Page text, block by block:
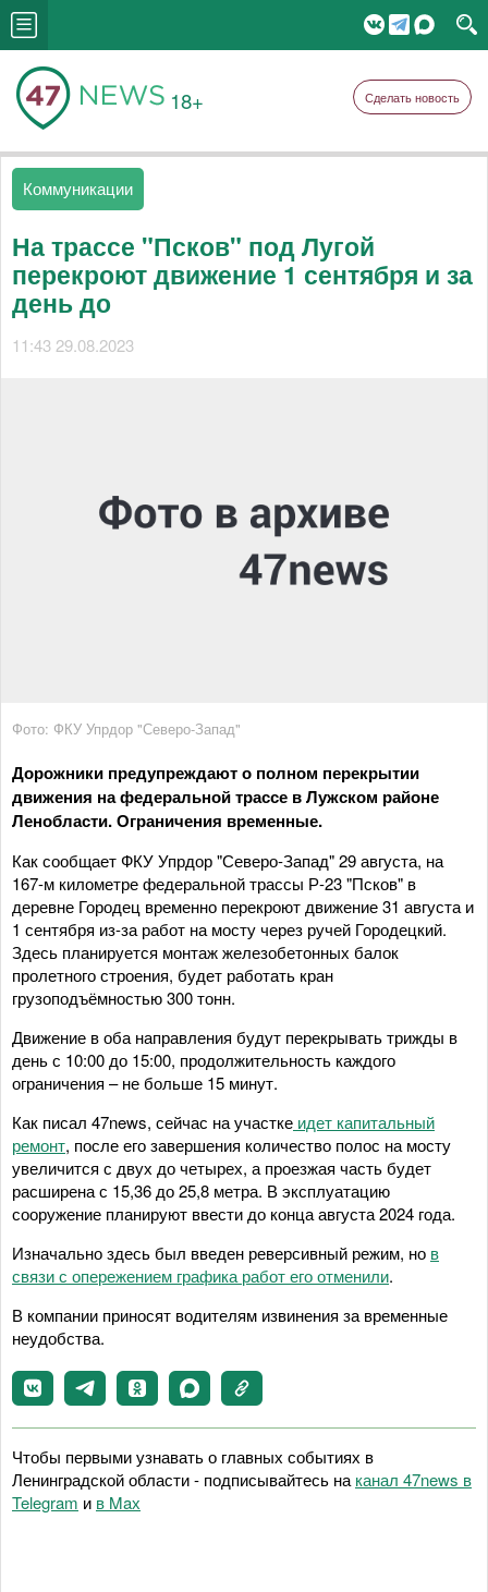
18+ Сделать новость
Коммуникации
На трассе "Псков" под Лугой
перекроют движение 1 сентября и за
день до
11:43 29.08.2023
Фото: ФКУ Упрдор "Северо-Запад"
Дорожники предупреждают о полном перекрытии
движения на федеральной трассе в Лужском районе
Ленобласти. Ограничения временные.
Как сообщает ФКУ Упрдор "Северо-Запад" 29 августа, на
167-м километре федеральной трассы Р-23 "Псков" в
деревне Городец временно перекроют движение 31 августа и
1 сентября из-за работ на мосту через ручей Городецкий.
Здесь планируется монтаж железобетонных балок
пролетного строения, будет работать кран
грузоподъёмностью 300 тонн.
Движение в оба направления будут перекрывать трижды в
день с 10:00 до 15:00, продолжительность каждого
ограничения – не больше 15 минут.
Как писал 47news, сейчас на участке идет капитальный
ремонт, после его завершения количество полос на мосту
увеличится с двух до четырех, а проезжая часть будет
расширена с 15,36 до 25,8 метра. В эксплуатацию
сооружение планируют ввести до конца августа 2024 года.
Изначально здесь был введен реверсивный режим, но в
связи с опережением графика работ его отменили.
В компании приносят водителям извинения за временные
неудобства.
Чтобы первыми узнавать о главных событиях в
Ленинградской области - подписывайтесь на канал 47news в
Telegram и в Maх